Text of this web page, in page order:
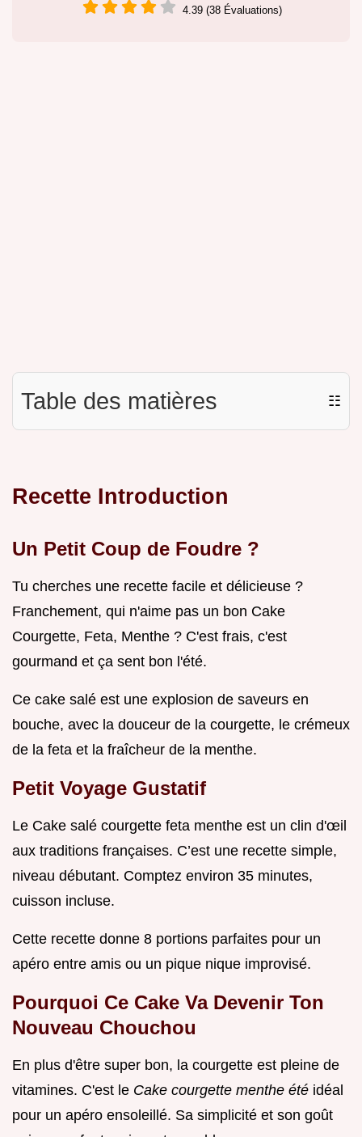
4.39 (38 Évaluations)
Table des matières ☷
Recette Introduction
Un Petit Coup de Foudre ?
Tu cherches une recette facile et délicieuse ?
Franchement, qui n'aime pas un bon Cake
Courgette, Feta, Menthe ? C'est frais, c'est
gourmand et ça sent bon l'été.
Ce cake salé est une explosion de saveurs en
bouche, avec la douceur de la courgette, le crémeux
de la feta et la fraîcheur de la menthe.
Petit Voyage Gustatif
Le Cake salé courgette feta menthe est un clin d'œil
aux traditions françaises. C’est une recette simple,
niveau débutant. Comptez environ 35 minutes,
cuisson incluse.
Cette recette donne 8 portions parfaites pour un
apéro entre amis ou un pique nique improvisé.
Pourquoi Ce Cake Va Devenir Ton
Nouveau Chouchou
En plus d'être super bon, la courgette est pleine de
vitamines. C'est le Cake courgette menthe été idéal
pour un apéro ensoleillé. Sa simplicité et son goût